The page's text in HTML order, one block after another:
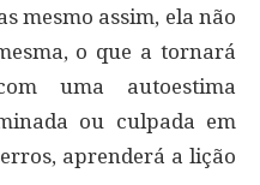
mesmo assim, ela não
o que a tornará
uma autoestima
ou culpada em
aprenderá a lição